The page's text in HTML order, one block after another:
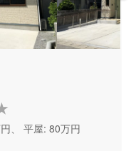
、 平屋: 80万円